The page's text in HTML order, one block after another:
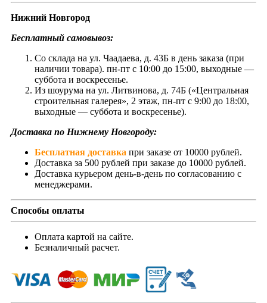
Нижний Новгород
Бесплатный самовывоз:
Со склада на ул. Чаадаева, д. 43Б в день заказа (при
наличии товара). пн-пт с 10:00 до 15:00, выходные —
суббота и воскресенье.
Из шоурума на ул. Литвинова, д. 74Б («Центральная
строительная галерея», 2 этаж, пн-пт с 9:00 до 18:00,
выходные — суббота и воскресенье).
Доставка по Нижнему Новгороду:
Бесплатная доставка при заказе от 10000 рублей.
Доставка за 500 рублей при заказе до 10000 рублей.
Доставка курьером день-в-день по согласованию с
менеджерами.
Способы оплаты
Оплата картой на сайте.
Безналичный расчет.